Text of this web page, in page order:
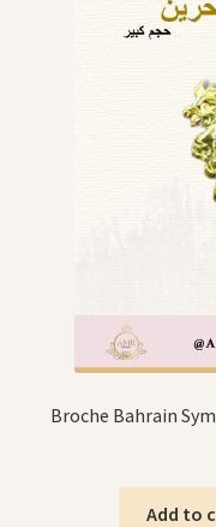
Add to